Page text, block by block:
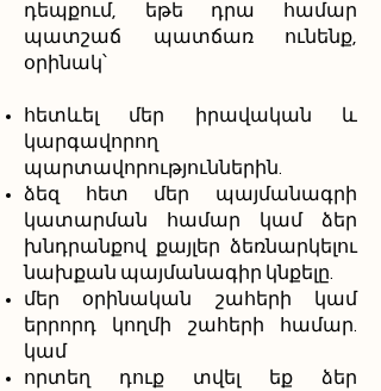
դեպքում, եթե դրա համար
պատշաճ պատճառ ունենք,
օրինակ՝
հետևել մեր իրավական և
կարգավորող
պարտավորություններին.
ձեզ հետ մեր պայմանագրի
կատարման համար կամ ձեր
խնդրանքով քայլեր ձեռնարկելու
նախքան պայմանագիր կնքելը.
մեր օրինական շահերի կամ
երրորդ կողմի շահերի համար.
կամ
որտեղ դուք տվել եք ձեր